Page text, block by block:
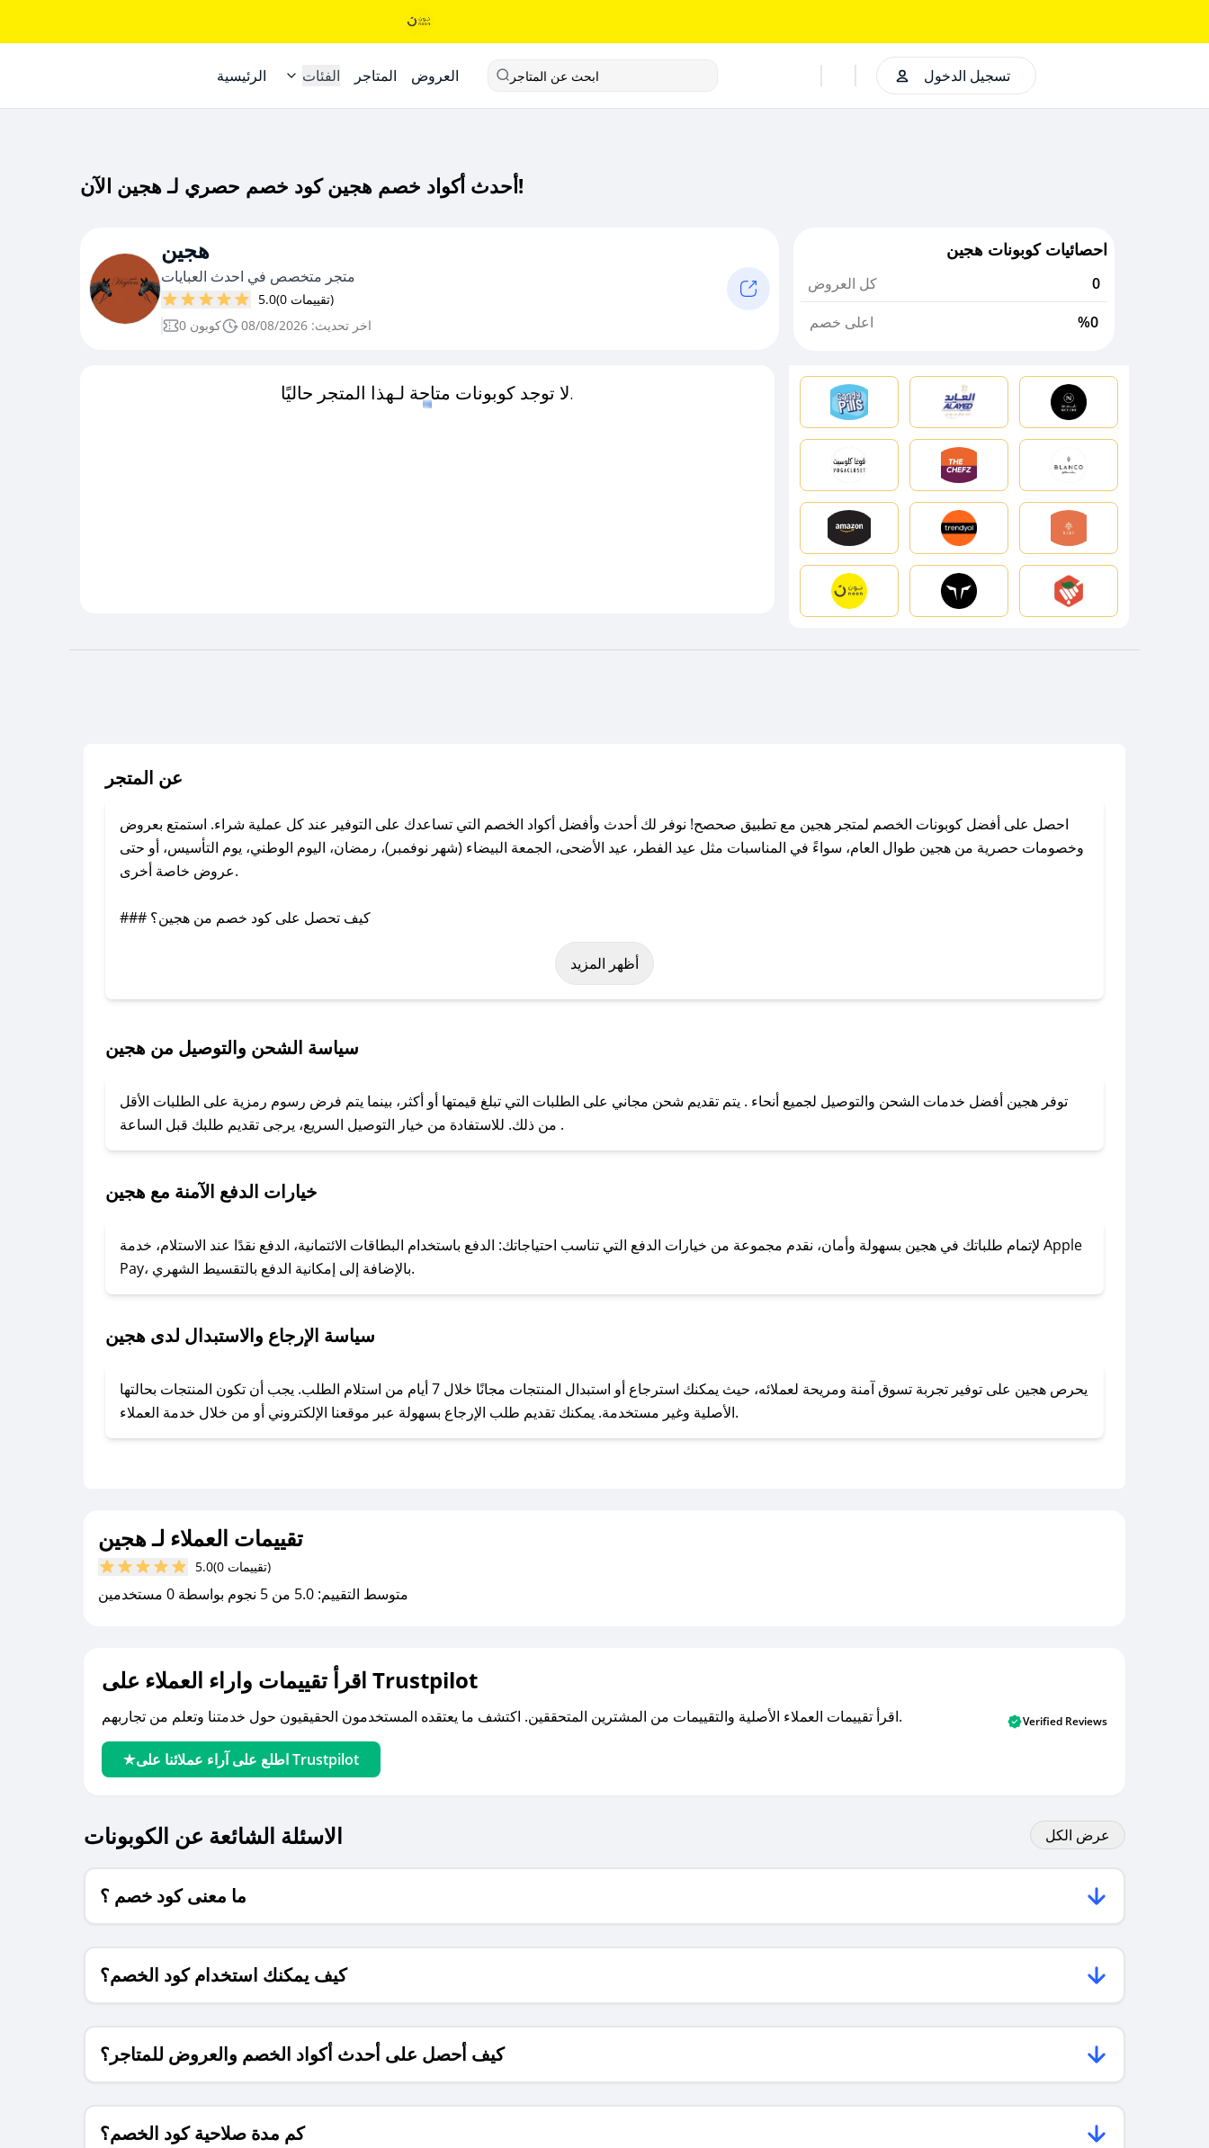
الرئيسية الفئات المتاجر العروض ابحث عن المتاجر تسجيل الدخول
أحدث أكواد خصم هجين كود خصم حصري لـ هجين الآن!
هجين
متجر متخصص في احدث العبايات
5.0
(0 تقييمات)
0 كوبون
اخر تحديث: 08/08/2026
احصائيات كوبونات هجين
كل العروض
0
اعلى خصم
%0
لا توجد كوبونات متاحة لـهذا المتجر حاليًا.
عن المتجر
احصل على أفضل كوبونات الخصم لمتجر هجين مع تطبيق صحصح! نوفر لك أحدث وأفضل أكواد الخصم التي تساعدك على التوفير عند كل عملية شراء. استمتع بعروض
وخصومات حصرية من هجين طوال العام، سواءً في المناسبات مثل عيد الفطر، عيد الأضحى، الجمعة البيضاء (شهر نوفمبر)، رمضان، اليوم الوطني، يوم التأسيس، أو حتى
عروض خاصة أخرى.
### كيف تحصل على كود خصم من هجين؟
باستخدام تطبيق صحصح، يمكنك العثور بسهولة على كود خصم هجين. وفي حال عدم توفر الكوبون، تواصل معنا عبر تويتر أو البريد الإلكتروني لإضافته بسرعة.
لا تقلق! يمكنك التواصل مع فريق دعم صحصح عبر الرسائل الخاصة على تويتر أو البريد الإلكتروني، وسنقوم بحل المشكلة في أسرع وقت ممكن.
### ماذا أفعل إذا لم أجد كود خصم لمتجري المفضل؟
للحصول على كوبونات وخصومات حصرية، قم بما يلي:
- اضغط على أيقونة متابعة لمتجر هجين في تطبيق صحصح.
- تابع حسابنا الرسمي على تويتر وقم بتفعيل زر التنبيهات.
أظهر المزيد
سياسة الشحن والتوصيل من هجين
توفر هجين أفضل خدمات الشحن والتوصيل لجميع أنحاء . يتم تقديم شحن مجاني على الطلبات التي تبلغ قيمتها أو أكثر، بينما يتم فرض رسوم رمزية على الطلبات الأقل
من ذلك. للاستفادة من خيار التوصيل السريع، يرجى تقديم طلبك قبل الساعة .
خيارات الدفع الآمنة مع هجين
لإتمام طلباتك في هجين بسهولة وأمان، نقدم مجموعة من خيارات الدفع التي تناسب احتياجاتك: الدفع باستخدام البطاقات الائتمانية، الدفع نقدًا عند الاستلام، خدمة Apple
Pay، بالإضافة إلى إمكانية الدفع بالتقسيط الشهري.
سياسة الإرجاع والاستبدال لدى هجين
يحرص هجين على توفير تجربة تسوق آمنة ومريحة لعملائه، حيث يمكنك استرجاع أو استبدال المنتجات مجانًا خلال 7 أيام من استلام الطلب. يجب أن تكون المنتجات بحالتها
الأصلية وغير مستخدمة. يمكنك تقديم طلب الإرجاع بسهولة عبر موقعنا الإلكتروني أو من خلال خدمة العملاء.
تقييمات العملاء لـ هجين
5.0 (0 تقييمات)
متوسط التقييم: 5.0 من 5 نجوم بواسطة 0 مستخدمين
اقرأ تقييمات واراء العملاء على Trustpilot
اقرأ تقييمات العملاء الأصلية والتقييمات من المشترين المتحققين. اكتشف ما يعتقده المستخدمون الحقيقيون حول خدمتنا وتعلم من تجاربهم.
اطلع على آراء عملائنا على Trustpilot
Verified Reviews
الاسئلة الشائعة عن الكوبونات عرض الكل
ما معنى كود خصم ؟
كيف يمكنك استخدام كود الخصم؟
كيف أحصل على أحدث أكواد الخصم والعروض للمتاجر؟
كم مدة صلاحية كود الخصم؟